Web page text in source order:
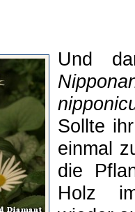
Und
Sollte
einmal
die
Holz